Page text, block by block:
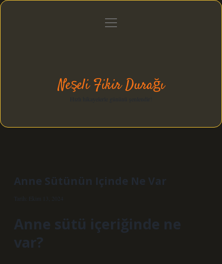
Gizlilik Politikası
menüyü
Neşeli Fikir Durağı
Anne Sütünün Içinde Ne Var
Tarih: Ekim 13, 2024
Anne sütü içeriğinde ne
var?